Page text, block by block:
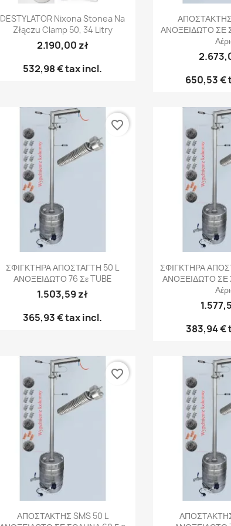
 Γρήγορη προβολή
DESTYLATOR Nixona Stonea Na
Złączu Clamp 50, 34 Litry
2.190,00 zł
532,98 €tax incl.

ΑΠΟΣΤΑΚΤΗΣ
ΑΝΟΞΕΙΔΩΤΟ ΣΕ
650,53 €
Γρήγορη προβολή
ΣΦΙΓΚΤΗΡΑ ΑΠΟΣΤΑΓΤΗ 50 L
ΑΝΟΞΕΙΔΩΤΟ 76 Σε TUBE
1.503,59 zł
365,93 €tax incl.
favorite_border

ΣΦΙΓΚΤΗΡΑ
ΑΝΟΞΕΙΔΩΤΟ ΣΕ
383,94 €
Γρήγορη προβολή
ΑΠΟΣΤΑΚΤΗΣ SMS 50 L
favorite_border
